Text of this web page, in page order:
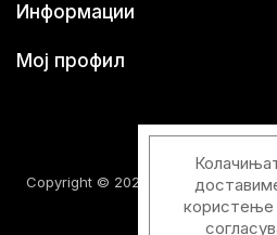
Информации
Мој профил
Copyright © 2026 Шатци
користење